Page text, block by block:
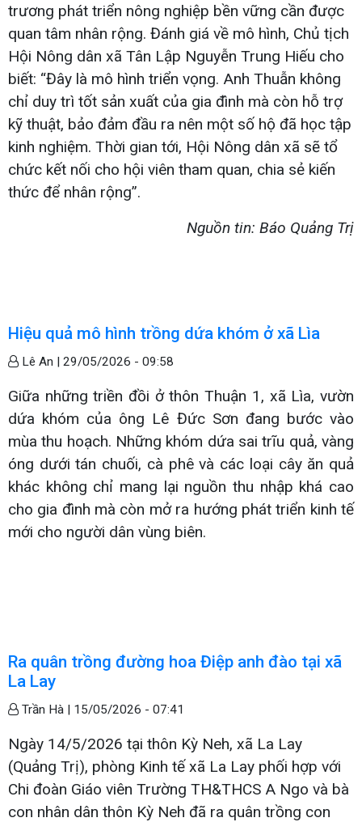
trương phát triển nông nghiệp bền vững cần được
quan tâm nhân rộng. Đánh giá về mô hình, Chủ tịch
Hội Nông dân xã Tân Lập Nguyễn Trung Hiếu cho
biết: “Đây là mô hình triển vọng. Anh Thuẫn không
chỉ duy trì tốt sản xuất của gia đình mà còn hỗ trợ
kỹ thuật, bảo đảm đầu ra nên một số hộ đã học tập
kinh nghiệm. Thời gian tới, Hội Nông dân xã sẽ tổ
chức kết nối cho hội viên tham quan, chia sẻ kiến
thức để nhân rộng”.
Nguồn tin: Báo Quảng Trị
Hiệu quả mô hình trồng dứa khóm ở xã Lìa
Lê An | 29/05/2026 - 09:58
Giữa những triền đồi ở thôn Thuận 1, xã Lìa, vườn
dứa khóm của ông Lê Đức Sơn đang bước vào
mùa thu hoạch. Những khóm dứa sai trĩu quả, vàng
óng dưới tán chuối, cà phê và các loại cây ăn quả
khác không chỉ mang lại nguồn thu nhập khá cao
cho gia đình mà còn mở ra hướng phát triển kinh tế
mới cho người dân vùng biên.
Ra quân trồng đường hoa Điệp anh đào tại xã
La Lay
Trần Hà | 15/05/2026 - 07:41
Ngày 14/5/2026 tại thôn Kỳ Neh, xã La Lay
(Quảng Trị), phòng Kinh tế xã La Lay phối hợp với
Chi đoàn Giáo viên Trường TH&THCS A Ngo và bà
con nhân dân thôn Kỳ Neh đã ra quân trồng con